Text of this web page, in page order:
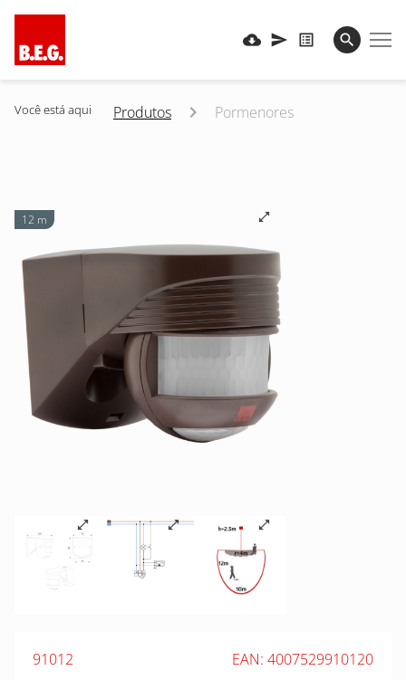
Você está aqui Produtos Pormenores
12 m
91012 EAN: 4007529910120